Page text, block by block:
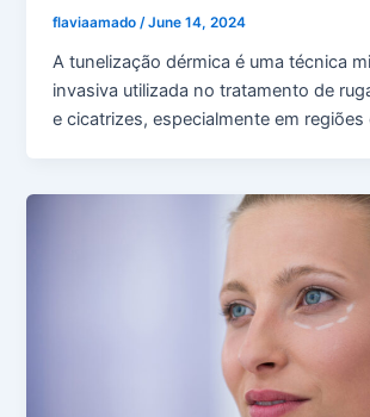
flaviaamado /June 14, 2024
A tunelização dérmica é uma técnica
invasiva utilizada no tratamento de
e cicatrizes, especialmente em regiões